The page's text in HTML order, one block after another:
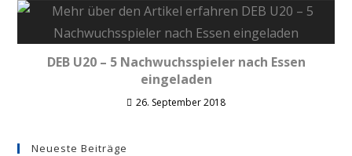
DEB U20 – 5 Nachwuchsspieler nach Essen
eingeladen
26. September 2018
Neueste Beiträge